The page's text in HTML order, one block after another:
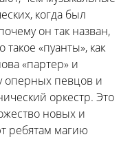
когда был
он так назван,
такое «пуанты», как
«партер» и
оперных певцов и
оркестр. Это
новых и
ребятам магию